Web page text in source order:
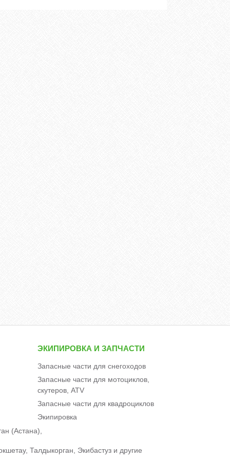
ЭКИПИРОВКА И ЗАПЧАСТИ
Запасные части для снегоходов
Запасные части для мотоциклов,
скутеров, ATV
Запасные части для квадроциклов
Экипировка
(Астана),
Талдыкорган, Экибастуз и другие